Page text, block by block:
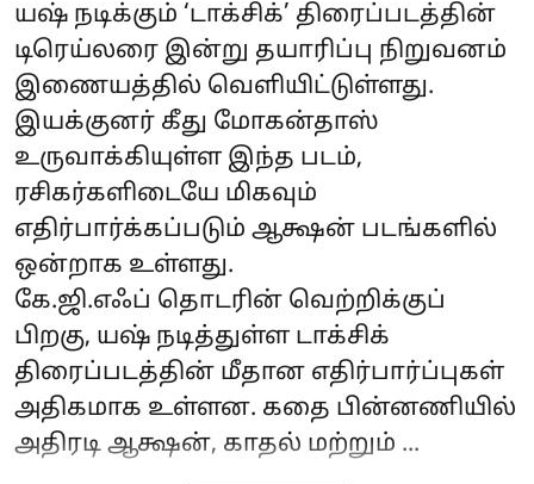
யஷ் நடிக்கும் ‘டாக்சிக்’ திரைப்படத்தின்
டிரெய்லரை இன்று தயாரிப்பு நிறுவனம்
இணையத்தில் வெளியிட்டுள்ளது.
இயக்குனர் கீது மோகன்தாஸ்
உருவாக்கியுள்ள இந்த படம்,
ரசிகர்களிடையே மிகவும்
எதிர்பார்க்கப்படும் ஆக்ஷன் படங்களில்
ஒன்றாக உள்ளது.
கே.ஜி.எஃப் தொடரின் வெற்றிக்குப்
பிறகு, யஷ் நடித்துள்ள டாக்சிக்
திரைப்படத்தின் மீதான எதிர்பார்ப்புகள்
அதிகமாக உள்ளன. கதை பின்னணியில்
அதிரடி ஆக்ஷன், காதல் மற்றும் ...